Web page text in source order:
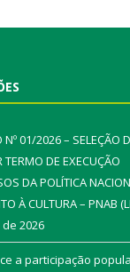
01/2026 – SELEÇÃO
TERMO DE EXECUÇÃO
DA POLÍTICA
À CULTURA – PNAB
2026
a participação